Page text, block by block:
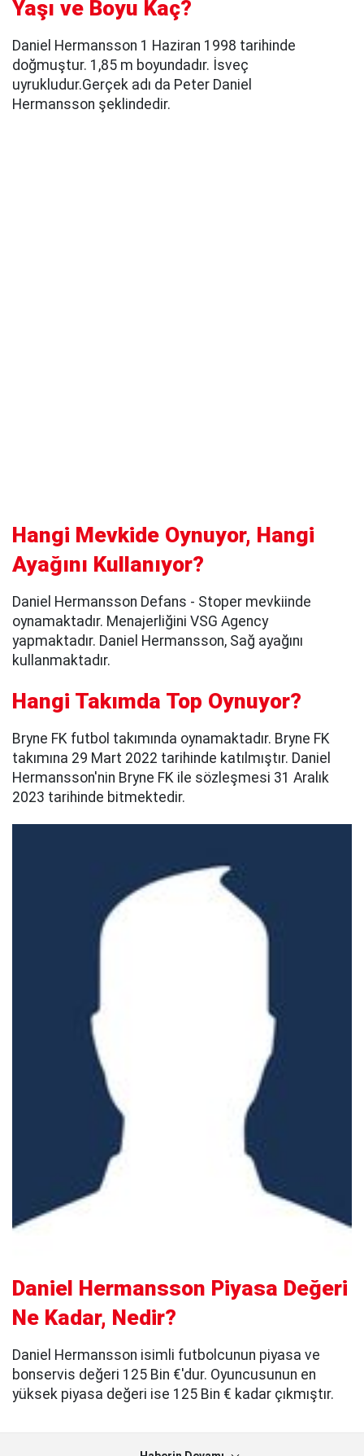
Yaşı ve Boyu Kaç?
Daniel Hermansson 1 Haziran 1998 tarihinde
doğmuştur. 1,85 m boyundadır. İsveç
uyrukludur.Gerçek adı da Peter Daniel
Hermansson şeklindedir.
Hangi Mevkide Oynuyor, Hangi
Ayağını Kullanıyor?
Daniel Hermansson Defans - Stoper mevkiinde
oynamaktadır. Menajerliğini VSG Agency
yapmaktadır. Daniel Hermansson, Sağ ayağını
kullanmaktadır.
Hangi Takımda Top Oynuyor?
Bryne FK futbol takımında oynamaktadır. Bryne FK
takımına 29 Mart 2022 tarihinde katılmıştır. Daniel
Hermansson'nin Bryne FK ile sözleşmesi 31 Aralık
2023 tarihinde bitmektedir.
Daniel Hermansson Piyasa Değeri
Ne Kadar, Nedir?
Daniel Hermansson isimli futbolcunun piyasa ve
bonservis değeri 125 Bin €'dur. Oyuncusunun en
yüksek piyasa değeri ise 125 Bin € kadar çıkmıştır.